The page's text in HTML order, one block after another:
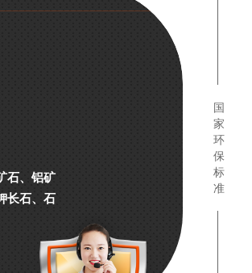
石、铝矿
长石、石
国
家
环
保
标
准